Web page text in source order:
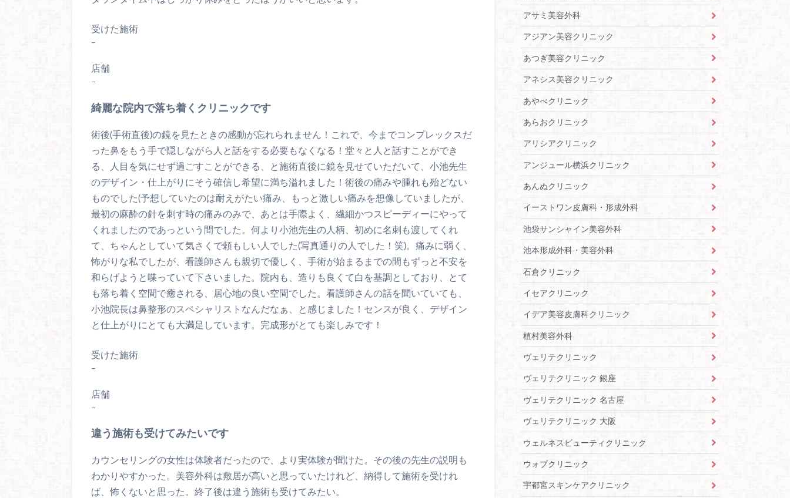
受けた施術
–
店舗
–
綺麗な院内で落ち着くクリニックです
術後(手術直後)の鏡を見たときの感動が忘れられません！‬‪これで、今までコンプレックスだ
った鼻をもう手で隠しながら人と話をする必要もなくなる！堂々と人と話すことができ
る、人目を気にせず過ごすことができる‬、と施術直後に鏡を見せていただいて、小池先生
のデザイン・仕上がりにそう確信し希望に満ち溢れました！‪術後の痛みや腫れも殆どない
ものでした(予想していたのは耐えがたい痛み、もっと激しい痛みを想像していましたが、
最初の麻酔の針を刺す時の痛みのみで、あとは‬手際よく、繊細かつスピーディーにやって
くれましたのであっという間でした。‪何より小池先生の人柄、初めに名刺も渡してくれ
て、ちゃんとしていて気さくで頼もしい人でした(写真通りの人でした！笑)。‪痛みに弱く、
怖がりな私でしたが、看護師さんも親切で優しく、手術が始まるまでの間もずっと不安を
和らげようと喋っていて下さいました。‬院内も、造りも良くて白を基調としており、とて
も落ち着く空間で癒される、居心地の良い空間でした。‬看護師さんの話を聞いていても、
小池院長は鼻整形のスペシャリストなんだなぁ、と感じました！センスが良く、デザイン
と仕上がりにとても大満足しています。完成形がとても楽しみです！
受けた施術
–
店舗
–
違う施術も受けてみたいです
カウンセリングの女性は体験者だったので、より実体験が聞けた。その後の先生の説明も
わかりやすかった。美容外科は敷居が高いと思っていたけれど、納得して施術を受けれ
ば、怖くないと思った。終了後は違う施術も受けてみたい。
アサミ美容外科
アジアン美容クリニック
あつぎ美容クリニック
アネシス美容クリニック
あやべクリニック
あらおクリニック
アリシアクリニック
アンジュール横浜クリニック
あんぬクリニック
イーストワン皮膚科・形成外科
池袋サンシャイン美容外科
池本形成外科・美容外科
石倉クリニック
イセアクリニック
イデア美容皮膚科クリニック
植村美容外科
ヴェリテクリニック
ヴェリテクリニック 銀座
ヴェリテクリニック 名古屋
ヴェリテクリニック 大阪
ウェルネスビューティクリニック
ウォブクリニック
宇都宮スキンケアクリニック